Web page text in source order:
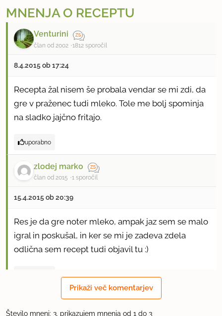
MNENJA O RECEPTU
Venturini
član od 2002 1812 sporočil
8.4.2015 ob 17:24
Recepta žal nisem še probala vendar se mi zdi, da
gre v praženec tudi mleko. Tole me bolj spominja
na sladko jajčno fritajo.
uporabno
zlodej marko
član od 2015 1 sporočil
15.4.2015 ob 20:39
Res je da gre noter mleko, ampak jaz sem se malo
igral in poskušal, in ker se mi je zadeva zdela
odlična sem recept tudi objavil tu :)
član od 2007 431 sporočil
Prikaži več komentarjev
Število mnenj: 3, prikazujem mnenja od 1 do 3